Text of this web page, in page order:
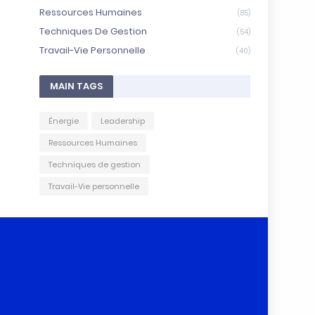
Ressources Humaines (85)
Techniques De Gestion (54)
Travail-Vie Personnelle (40)
MAIN TAGS
Énergie
Leadership
Ressources Humaines
Techniques de gestion
Travail-Vie personnelle